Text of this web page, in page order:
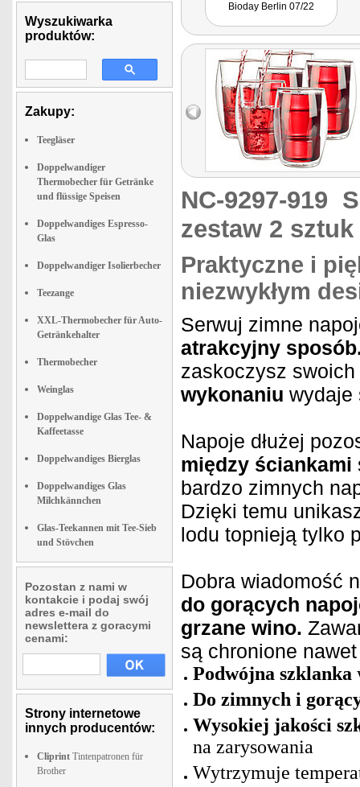
Wyszukiwarka
produktów:
Zakupy:
Teegläser
Doppelwandiger
Thermobecher für Getränke
und flüssige Speisen
Doppelwandiges Espresso-
Glas
Doppelwandiger Isolierbecher
Teezange
XXL-Thermobecher für Auto-
Getränkehalter
Thermobecher
Weinglas
Doppelwandige Glas Tee- &
Kaffeetasse
Doppelwandiges Bierglas
Doppelwandiges Glas
Milchkännchen
Glas-Teekannen mit Tee-Sieb
und Stövchen
Pozostan z nami w
kontakcie i podaj swój
adres e-mail do
newslettera z goracymi
cenami:
Strony internetowe
innych producentów:
Cliprint Tintenpatronen für
Brother
isoliert das Glas. So bildet
Kondenswasser und du
kannst sie auch auf
empfindliche Flächen
stellen, ohne Wasserflecken
zu befürchten."
Bioday Berlin 07/22
NC-9297-919
zestaw 2 sztuk
Praktyczne i
niezwykłym
Serwuj zimne
atrakcyjny
zaskoczysz
wykonaniu wydaje
Napoje dłużej
między ściankami
bardzo zimnych
Dzięki temu
lodu topnieją tylko
Dobra wiadomość
do gorących
grzane wino.
są chronione
Podwójna szklanka
Do zimnych i
Wysokiej jakości
na zarysowania
Wytrzymuje